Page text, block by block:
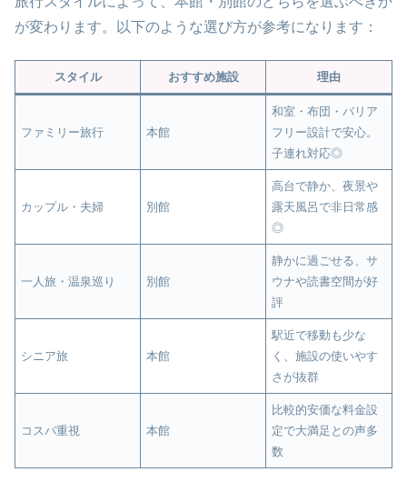
が変わります。以下のような選び方が参考になります：
スタイル おすすめ施設 理由
ファミリー旅行 本館
和室・布団・バリア
フリー設計で安心。
子連れ対応◎
カップル・夫婦 別館
高台で静か、夜景や
露天風呂で非日常感
◎
一人旅・温泉巡り 別館
静かに過ごせる、サ
ウナや読書空間が好
評
シニア旅 本館
駅近で移動も少な
く、施設の使いやす
さが抜群
コスパ重視 本館
比較的安価な料金設
定で大満足との声多
数